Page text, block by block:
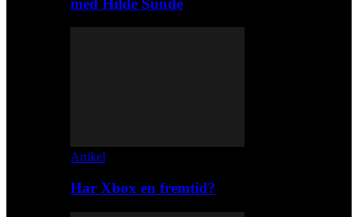
Artikel
Har Xbox en fremtid?